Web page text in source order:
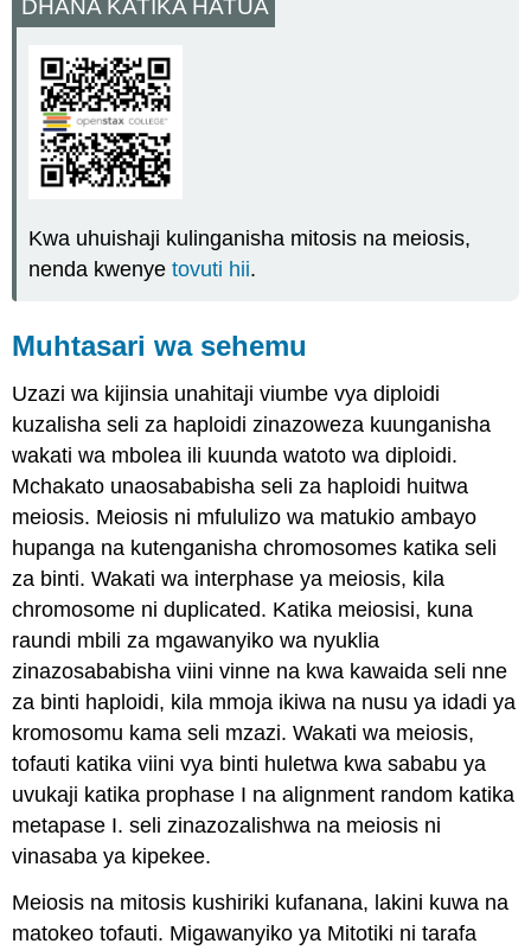
DHANA KATIKA HATUA
Kwa uhuishaji kulinganisha mitosis na meiosis,
nenda kwenyetovuti hii.
Muhtasari wa sehemu
Uzazi wa kijinsia unahitaji viumbe vya diploidi
kuzalisha seli za haploidi zinazoweza kuunganisha
wakati wa mbolea ili kuunda watoto wa diploidi.
Mchakato unaosababisha seli za haploidi huitwa
meiosis. Meiosis ni mfululizo wa matukio ambayo
hupanga na kutenganisha chromosomes katika seli
za binti. Wakati wa interphase ya meiosis, kila
chromosome ni duplicated. Katika meiosisi, kuna
raundi mbili za mgawanyiko wa nyuklia
zinazosababisha viini vinne na kwa kawaida seli nne
za binti haploidi, kila mmoja ikiwa na nusu ya idadi ya
kromosomu kama seli mzazi. Wakati wa meiosis,
tofauti katika viini vya binti huletwa kwa sababu ya
uvukaji katika prophase I na alignment random katika
metapase I. seli zinazozalishwa na meiosis ni
vinasaba ya kipekee.
Meiosis na mitosis kushiriki kufanana, lakini kuwa na
matokeo tofauti. Migawanyiko ya Mitotiki ni tarafa